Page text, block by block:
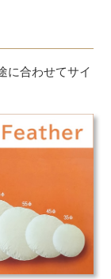
に合わせてサイ